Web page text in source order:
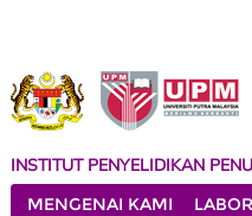
INSTITUT PENYELIDIKAN
MENGENAI KAMI